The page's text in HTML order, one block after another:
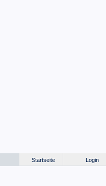
Login
Startseite